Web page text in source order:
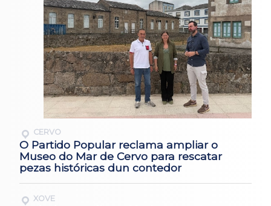
CERVO
O Partido Popular reclama ampliar o
Museo do Mar de Cervo para rescatar
pezas históricas dun contedor
XOVE